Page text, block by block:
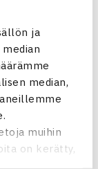
ja
median,
muihin
on kerätty,
britit
67(5)
Ruotsi 61